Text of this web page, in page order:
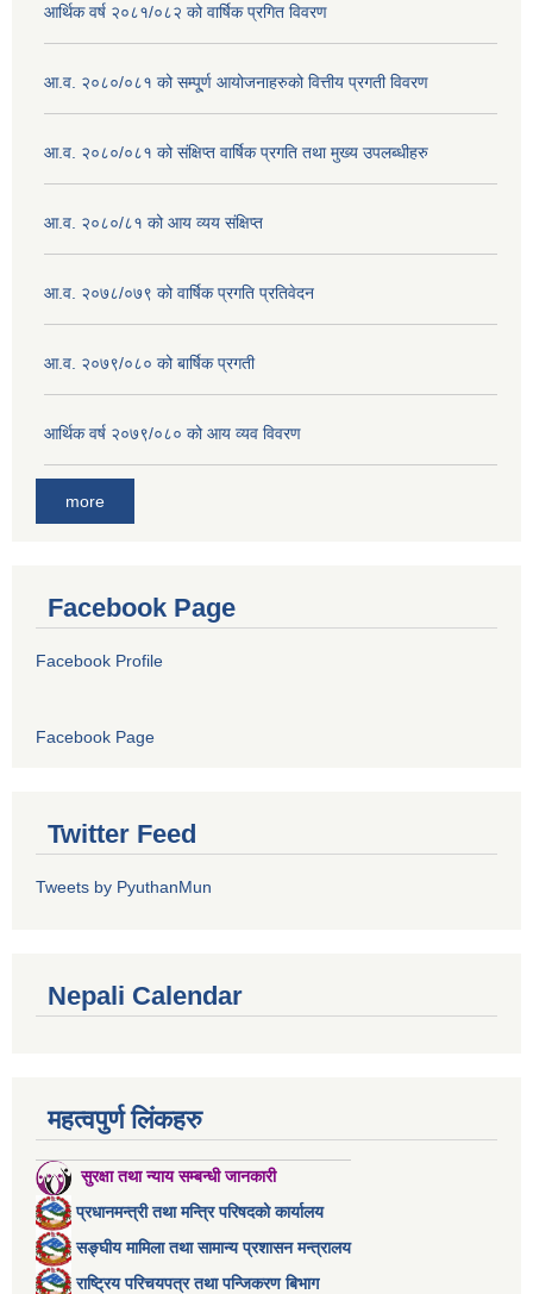
आर्थिक वर्ष २०८१/०८२ को वार्षिक प्रगित विवरण
आ.व. २०८०/०८१ को सम्पू्र्ण आयोजनाहरुको वित्तीय प्रगती विवरण
आ.व. २०८०/०८१ को संक्षिप्त वार्षिक प्रगति तथा मुख्य उपलब्धीहरु
आ.व. २०८०/८१ को आय व्यय संक्षिप्त
आ.व. २०७८/०७९ को वार्षिक प्रगति प्रतिवेदन
आ.व. २०७९/०८० को बार्षिक प्रगती
आर्थिक वर्ष २०७९/०८० को आय व्यव विवरण
more
Facebook Page
Facebook Profile
Facebook Page
Twitter Feed
Tweets by PyuthanMun
Nepali Calendar
महत्वपुर्ण लिंकहरु
सुरक्षा तथा न्याय सम्बन्धी जानकारी
प्रधानमन्त्री तथा मन्त्रि परिषदको कार्यालय
सङ्घीय मामिला तथा सामान्य प्रशासन मन्त्रालय
राष्ट्रिय परिचयपत्र तथा पन्जिकरण बिभाग